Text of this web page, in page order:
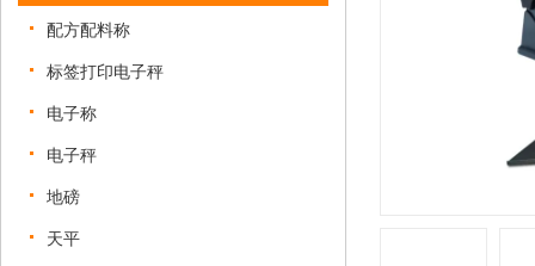
配方配料称
标签打印电子秤
电子称
电子秤
地磅
天平